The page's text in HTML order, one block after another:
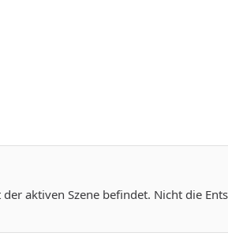
aktiven Szene befindet. Nicht die